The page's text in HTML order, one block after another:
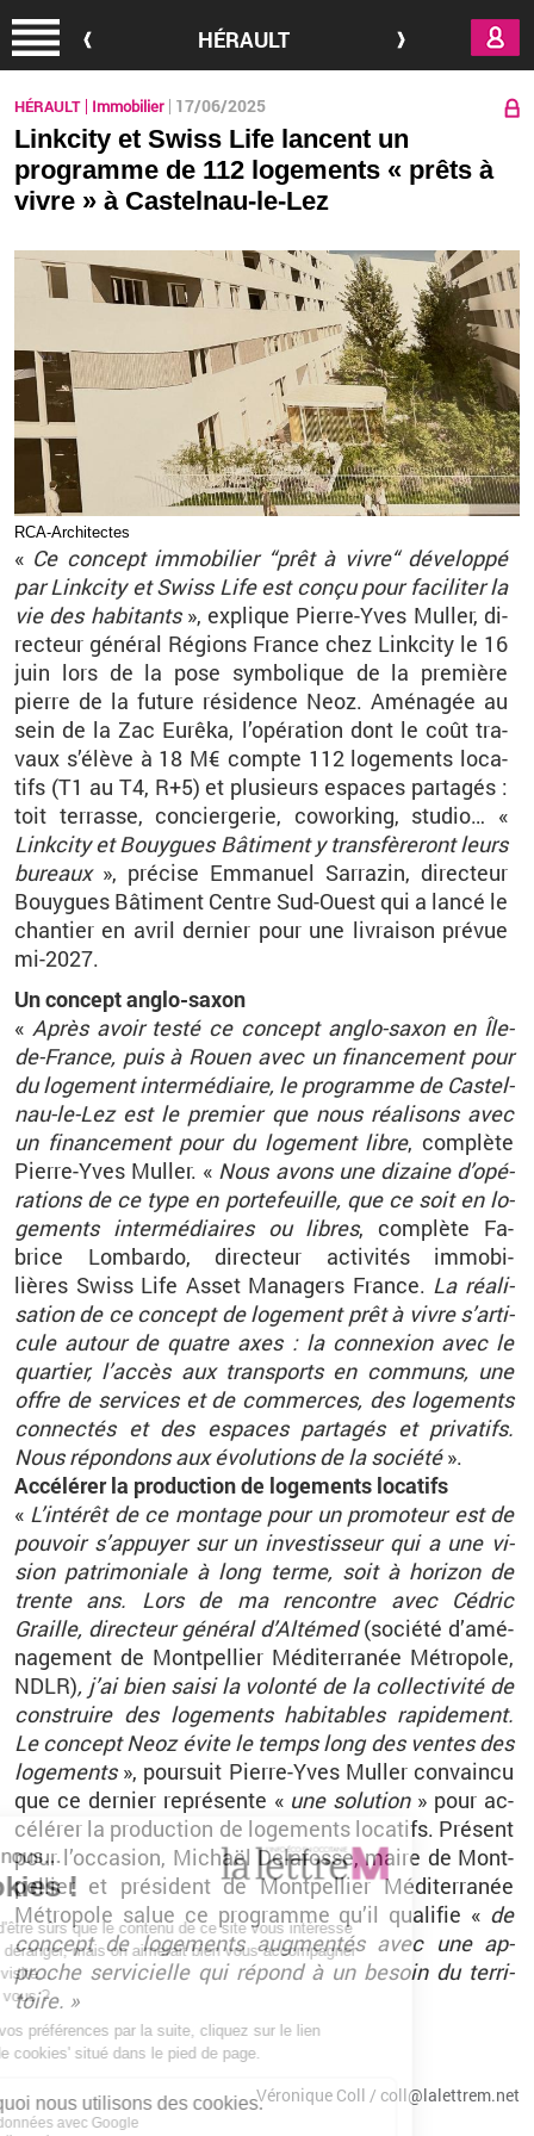
HÉRAULT
HÉRAULT Immobilier 17/06/2025
Linkcity et Swiss Life lancent un
programme de 112 logements « prêts à
vivre » à Castelnau-le-Lez
RCA-Ar­chi­tectes
« Ce concept im­mo­bi­lier “prêt à vivre“ dé­ve­loppé
par Link­city et Swiss Life est conçu pour fa­ci­li­ter la
vie des ha­bi­tants», ex­plique Pierre-Yves Mul­ler, di­
rec­teur gé­né­ral Ré­gions France chez Link­city le 16
juin lors de la pose sym­bo­lique de la pre­mière
pierre de la fu­ture ré­si­dence Neoz. Amé­na­gée au
sein de la Zac Eu­rêka, l’opé­ra­tion dont le coût tra­
vaux s’élève à 18 M€ compte 112 lo­ge­ments lo­ca­
tifs (T1 au T4, R+5) et plu­sieurs es­paces par­ta­gés :
toit ter­rasse, concier­ge­rie, co­wor­king, stu­dio… «
Link­city et Bouygues Bâ­ti­ment y trans­fè­re­ront leurs
bu­reaux», pré­cise Em­ma­nuel Sar­ra­zin, di­rec­teur
Bouygues Bâ­ti­ment Centre Sud-Ouest qui a lancé le
chan­tier en avril der­nier pour une li­vrai­son pré­vue
mi-2027.
Un concept an­glo-saxon
« Après avoir testé ce concept an­glo-saxon en Île-
de-France, puis à Rouen avec un fi­nan­ce­ment pour
du lo­ge­ment in­ter­mé­diaire, le pro­gramme de Cas­tel­
nau-le-Lez est le pre­mier que nous réa­li­sons avec
un fi­nan­ce­ment pour du lo­ge­ment libre, com­plète
Pierre-Yves Mul­ler. « Nous avons une di­zaine d’opé­
ra­tions de ce type en por­te­feuille, que ce soit en lo­
ge­ments in­ter­mé­diaires ou libres, com­plète Fa­
brice Lom­bardo, di­rec­teur ac­ti­vi­tés im­mo­bi­
lières Swiss Life Asset Ma­na­gers France. La réa­li­
sa­tion de ce concept de lo­ge­ment prêt à vivre s’ar­ti­
cule au­tour de quatre axes : la connexion avec le
quar­tier, l’ac­cès aux trans­ports en com­muns, une
offre de ser­vices et de com­merces, des lo­ge­ments
connec­tés et des es­paces par­ta­gés et pri­va­tifs.
Nous ré­pon­dons aux évo­lu­tions de la so­ciété».
Ac­cé­lé­rer la pro­duc­tion de lo­ge­ments lo­ca­tifs
« L’in­té­rêt de ce mon­tage pour un pro­mo­teur est de
pou­voir s’ap­puyer sur un in­ves­tis­seur qui a une vi­
sion pa­tri­mo­niale à long terme, soit à ho­ri­zon de
trente ans. Lors de ma ren­contre avec Cé­dric
Graille, di­rec­teur gé­né­ral d’Al­té­med(so­ciété d’amé­
na­ge­ment de Mont­pel­lier Mé­di­ter­ra­née Mé­tro­pole,
NDLR), j’ai bien saisi la vo­lonté de la col­lec­ti­vité de
construire des lo­ge­ments ha­bi­tables ra­pi­de­ment.
Le concept Neoz évite le temps long des ventes des
lo­ge­ments», pour­suit Pierre-Yves Mul­ler convaincu
que ce der­nier re­pré­sente « une so­lu­tion» pour ac­
cé­lé­rer la pro­duc­tion de lo­ge­ments lo­ca­tifs. Pré­sent
pour l’oc­ca­sion, Michaël De­la­fosse, maire de Mont­
pel­lier et pré­sident de Mont­pel­lier Mé­di­ter­ra­née
Mé­tro­pole salue ce pro­gramme qu’il qua­li­fie « de
concept de lo­ge­ments aug­men­tés avec une ap­
proche ser­vi­cielle qui ré­pond à un be­soin du ter­ri­
toire. »
Vé­ro­nique Coll / coll@​la­let­trem.​net